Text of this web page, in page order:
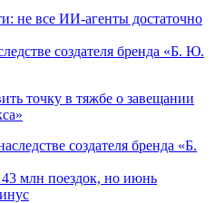
создателя бренда «Б. Ю.
точку в тяжбе о завещании
млн поездок, но июнь